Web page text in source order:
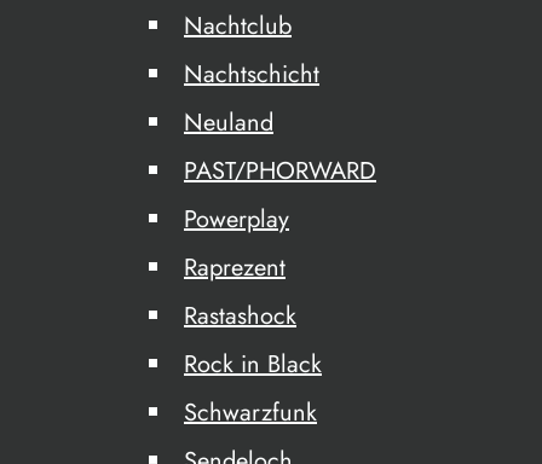
Nachtclub
Nachtschicht
Neuland
PAST/PHORWARD
Powerplay
Raprezent
Rastashock
Rock in Black
Schwarzfunk